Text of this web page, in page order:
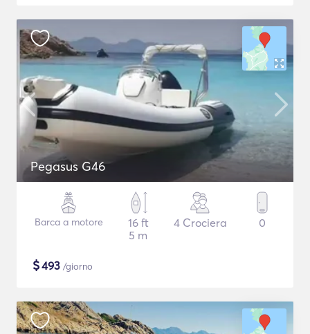
Pegasus G46
Barca a motore
16 ft
5 m
4 Crociera 0
$493 /giorno